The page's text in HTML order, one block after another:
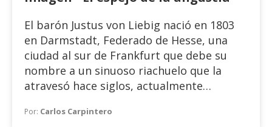
El barón Justus von Liebig nació en 1803
en Darmstadt, Federado de Hesse, una
ciudad al sur de Frankfurt que debe su
nombre a un sinuoso riachuelo que la
atravesó hace siglos, actualmente
soterramiento. Si bien von Liebig es
Por: Carlos Carpintero